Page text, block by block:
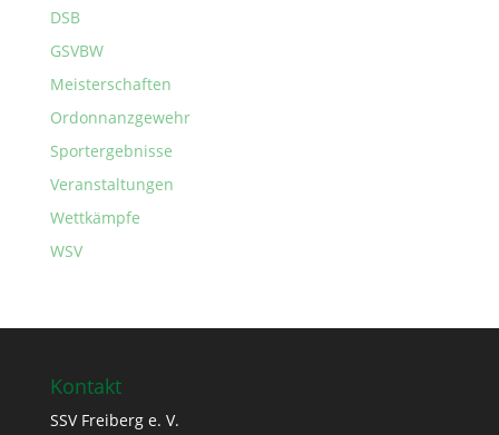
DSB
GSVBW
Meisterschaften
Ordonnanzgewehr
Sportergebnisse
Veranstaltungen
Wettkämpfe
WSV
Kontakt
SSV Freiberg e. V.